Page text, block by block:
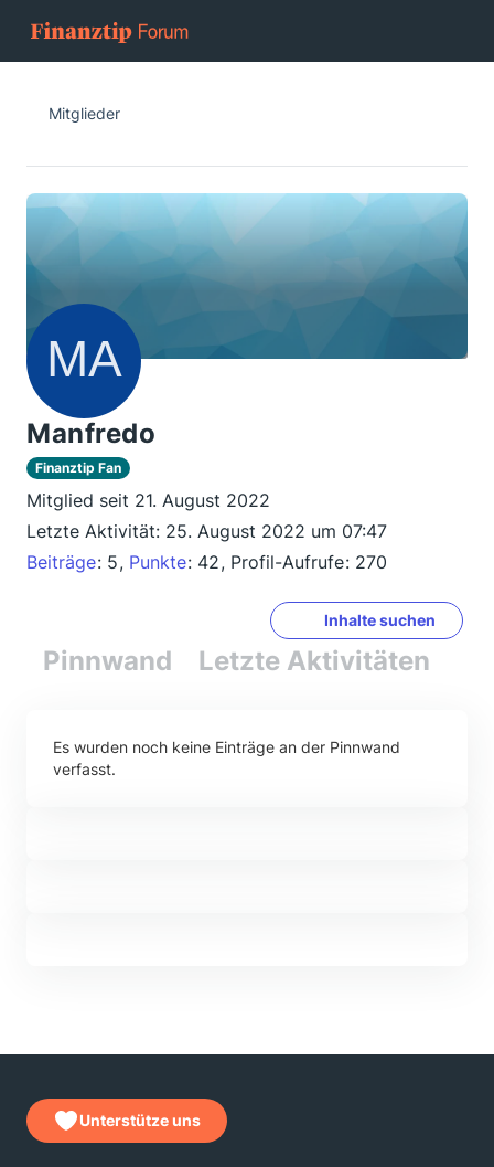
Mitglieder
Manfredo
Finanztip Fan
Mitglied seit 21. August 2022
Letzte Aktivität: 25. August 2022 um 07:47
Beiträge 5 Punkte 42 Profil-Aufrufe 270
Inhalte suchen
Pinnwand Letzte Aktivitäten
Es wurden noch keine Einträge an der Pinnwand
verfasst.
Unterstütze uns